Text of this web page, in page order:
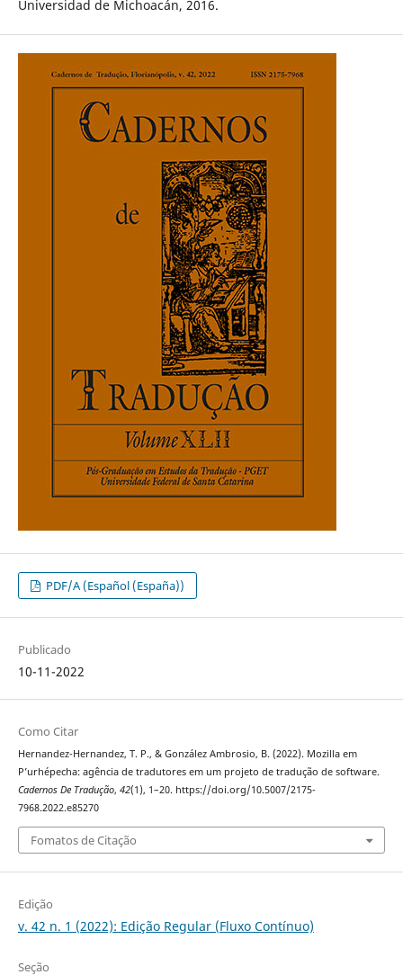
Universidad de Michoacán, 2016.
PDF/A (Español (España))
Publicado
10-11-2022
Como Citar
Hernandez-Hernandez, T. P., & González Ambrosio, B. (2022). Mozilla em
P’urhépecha: agência de tradutores em um projeto de tradução de software.
Cadernos De Tradução, 42(1), 1–20. https://doi.org/10.5007/2175-
7968.2022.e85270
Fomatos de Citação
Edição
v. 42 n. 1 (2022): Edição Regular (Fluxo Contínuo)
Seção